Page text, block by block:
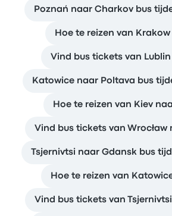
Poznań naar Charkov bus
Hoe te reizen van Krakow
Vind bus tickets van
Katowice naar Poltava bus
Hoe te reizen van Kiev
Vind bus tickets van Wrocław
Tsjernivtsi naar Gdansk bus
Hoe te reizen van
Vind bus tickets van